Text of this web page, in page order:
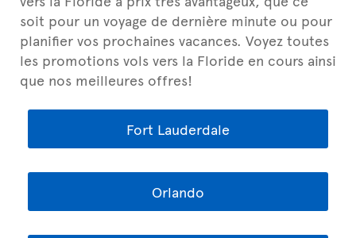
soit pour un voyage de dernière minute ou pour
planifier vos prochaines vacances. Voyez toutes
les promotions vols vers la Floride en cours ainsi
que nos meilleures offres!
Fort Lauderdale
Orlando